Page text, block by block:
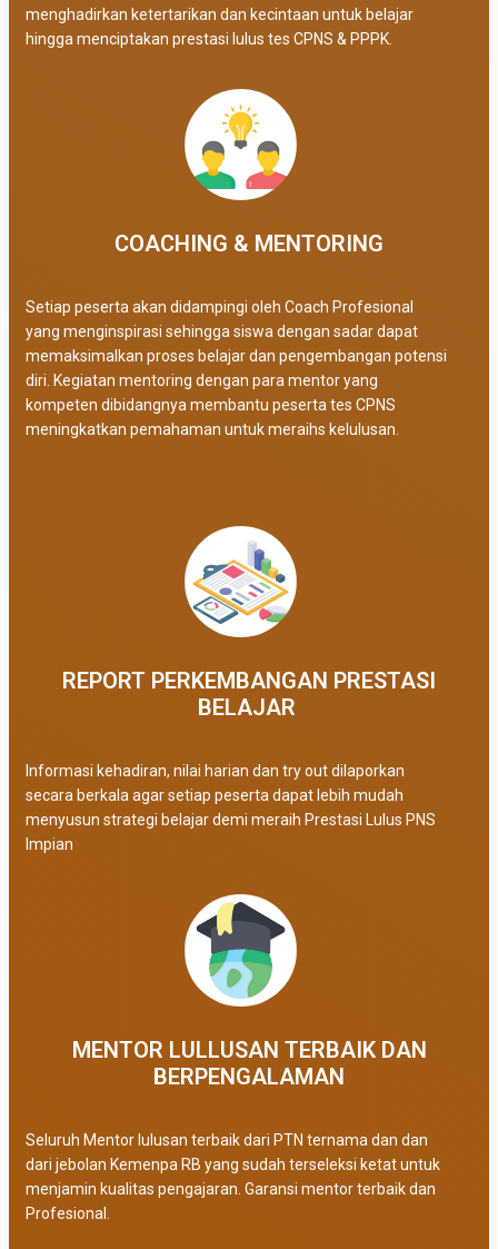
menghadirkan ketertarikan dan kecintaan untuk belajar
hingga menciptakan prestasi lulus tes CPNS & PPPK.
COACHING & MENTORING
Setiap peserta akan didampingi oleh Coach Profesional
yang menginspirasi sehingga siswa dengan sadar dapat
memaksimalkan proses belajar dan pengembangan potensi
diri. Kegiatan mentoring dengan para mentor yang
kompeten dibidangnya membantu peserta tes CPNS
meningkatkan pemahaman untuk meraihs kelulusan.
REPORT PERKEMBANGAN PRESTASI
BELAJAR ​
Informasi kehadiran, nilai harian dan try out dilaporkan
secara berkala agar setiap peserta dapat lebih mudah
menyusun strategi belajar demi meraih Prestasi Lulus PNS
Impian
MENTOR LULLUSAN TERBAIK DAN
BERPENGALAMAN
Seluruh Mentor lulusan terbaik dari PTN ternama dan dan
dari jebolan Kemenpa RB yang sudah terseleksi ketat untuk
menjamin kualitas pengajaran. Garansi mentor terbaik dan
Profesional.